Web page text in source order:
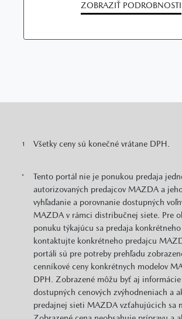
ZOBRAZIŤ PODROBNOSTI
1 Všetky ceny sú konečné vrátane DPH.
*
Tento portál nie je ponukou predaja
autorizovaných predajcov MAZDA a
vyhľadanie a porovnanie dostupných
MAZDA v rámci distribučnej siete. Pre
ponuku týkajúcu sa predaja
kontaktujte konkrétneho predajcu
portáli sú pre potreby prehľadu
cenníkové ceny konkrétnych modelov
DPH. Zobrazené môžu byť aj
dostupných cenových zvýhodneniach a
predajnej sieti MAZDA vzťahujúcich sa